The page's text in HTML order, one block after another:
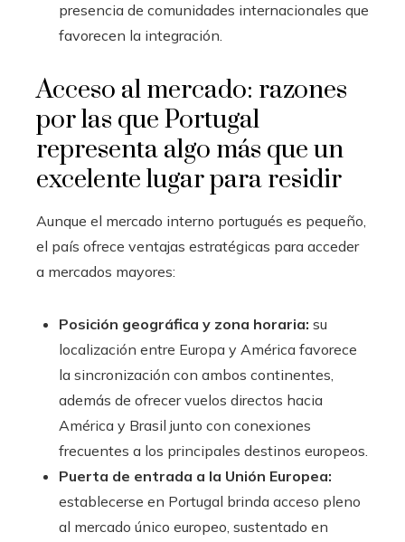
presencia de comunidades internacionales que
favorecen la integración.
Acceso al mercado: razones
por las que Portugal
representa algo más que un
excelente lugar para residir
Aunque el mercado interno portugués es pequeño,
el país ofrece ventajas estratégicas para acceder
a mercados mayores:
Posición geográfica y zona horaria: su
localización entre Europa y América favorece
la sincronización con ambos continentes,
además de ofrecer vuelos directos hacia
América y Brasil junto con conexiones
frecuentes a los principales destinos europeos.
Puerta de entrada a la Unión Europea:
establecerse en Portugal brinda acceso pleno
al mercado único europeo, sustentado en